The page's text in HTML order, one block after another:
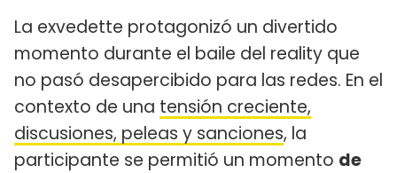
La exvedette protagonizó un divertido
momento durante el baile del reality que
no pasó desapercibido para las redes. En el
contexto de una tensión creciente,
discusiones, peleas y sanciones, la
participante se permitió un momento de